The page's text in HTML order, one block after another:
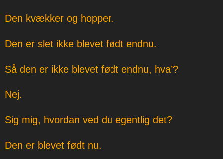
Den kvækker og hopper.
Den er slet ikke blevet født endnu.
Så den er ikke blevet født endnu, hva’?
Nej.
Sig mig, hvordan ved du egentlig det?
Den er blevet født nu.